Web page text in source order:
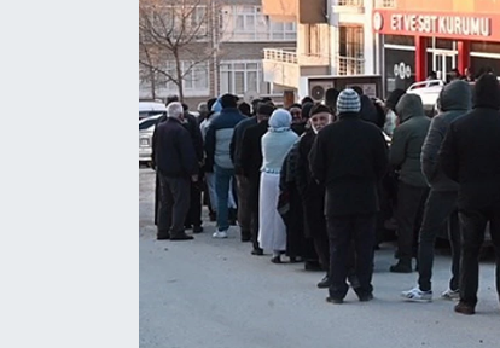
RÖPÖRTAJ
ANALİZ
NOSTALJİ